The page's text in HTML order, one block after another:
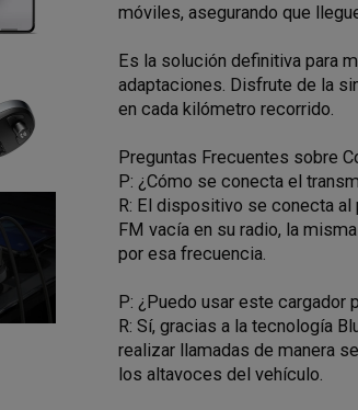
móviles, asegurando que
Es la solución definitiva para
adaptaciones. Disfrute de la
en cada kilómetro recorrido.
Preguntas Frecuentes sobre
P: ¿Cómo se conecta el
R: El dispositivo se conecta
FM vacía en su radio, la
por esa frecuencia.
P: ¿Puedo usar este cargador
R: Sí, gracias a la tecnología
realizar llamadas de manera
los altavoces del vehículo.